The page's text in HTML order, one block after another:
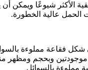
الأكثر شيوعًا
عالية الخطورة.
فقاعة مملوءة
موجودتين وبحجم ومظهر
مملوءة بالسوائل